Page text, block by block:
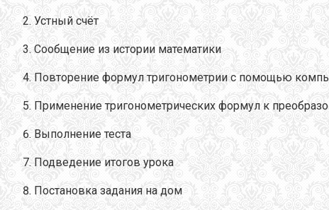
Устный счёт
Сообщение из истории математики
Повторение формул тригонометрии с помощью
Применение тригонометрических формул к
Выполнение теста
Подведение итогов урока
Постановка задания на дом